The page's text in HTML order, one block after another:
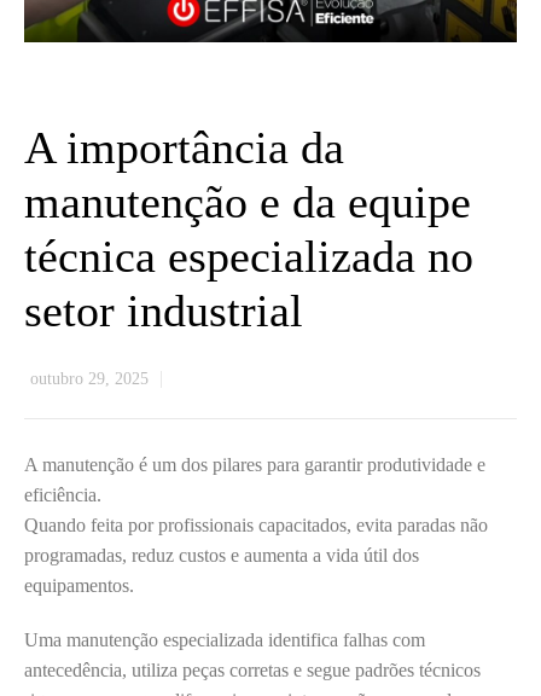
A importância da
manutenção e da equipe
técnica especializada no
setor industrial
outubro 29, 2025
A manutenção é um dos pilares para garantir produtividade e
eficiência.
Quando feita por profissionais capacitados, evita paradas não
programadas, reduz custos e aumenta a vida útil dos
equipamentos.
Uma manutenção especializada identifica falhas com
antecedência, utiliza peças corretas e segue padrões técnicos